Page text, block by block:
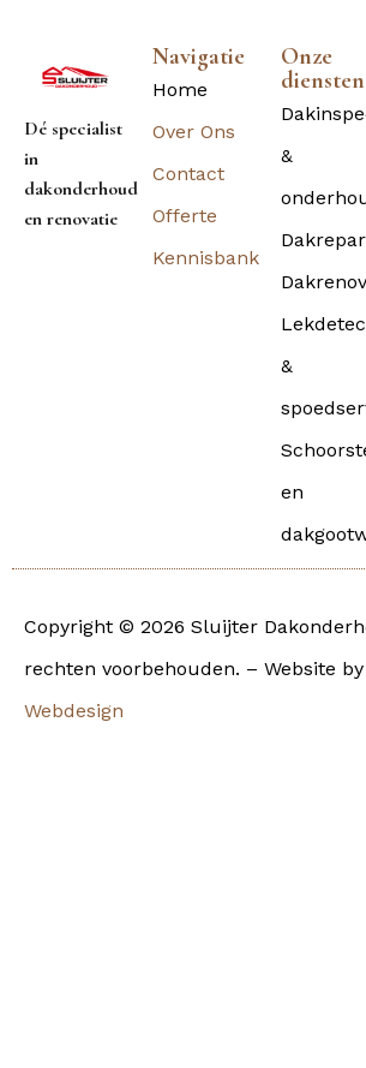
Dé specialist
in
dakonderhoud
en renovatie
Navigatie
Home
Over Ons
Contact
Offerte
Kennisbank
Onze
diensten
&
&
en
Copyright © 2026 Sluijter
rechten voorbehouden. – Website by
Webdesign